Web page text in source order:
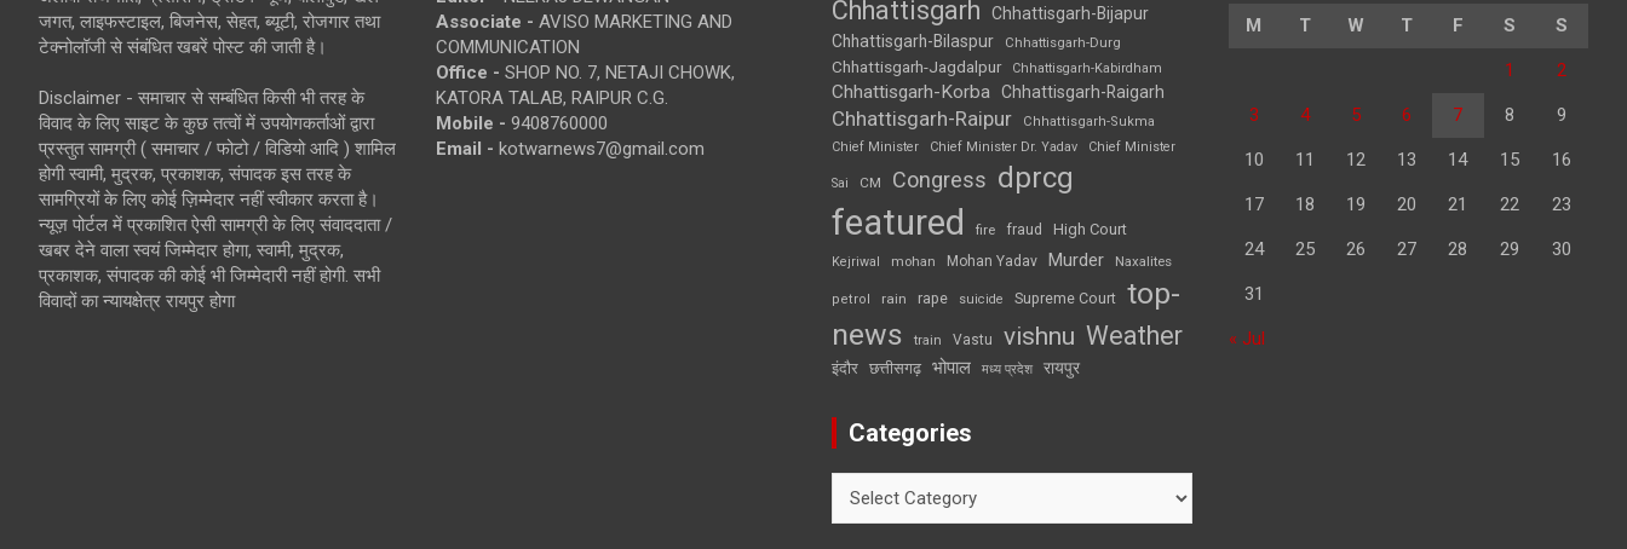
जगत, लाइफस्टाइल, बिजनेस, सेहत, ब्यूटी, रोजगार तथा
टेक्नोलॉजी से संबंधित खबरें पोस्ट की जाती है।
Disclaimer - समाचार से सम्बंधित किसी भी तरह के
विवाद के लिए साइट के कुछ तत्वों में उपयोगकर्ताओं द्वारा
प्रस्तुत सामग्री ( समाचार / फोटो / विडियो आदि ) शामिल
होगी स्वामी, मुद्रक, प्रकाशक, संपादक इस तरह के
सामग्रियों के लिए कोई ज़िम्मेदार नहीं स्वीकार करता है।
न्यूज़ पोर्टल में प्रकाशित ऐसी सामग्री के लिए संवाददाता /
खबर देने वाला स्वयं जिम्मेदार होगा, स्वामी, मुद्रक,
प्रकाशक, संपादक की कोई भी जिम्मेदारी नहीं होगी. सभी
विवादों का न्यायक्षेत्र रायपुर होगा
Associate - AVISO MARKETING AND
COMMUNICATION
Office - SHOP NO. 7, NETAJI CHOWK,
KATORA TALAB, RAIPUR C.G.
Mobile - 9408760000
Email - kotwarnews7@gmail.com
Chhattisgarh
Chhattisgarh-Bijapur
Chhattisgarh-Bilaspur
Chhattisgarh-Durg
Chhattisgarh-Jagdalpur Chhattisgarh-Kabirdham
Chhattisgarh-Korba Chhattisgarh-Raigarh
Chhattisgarh-Raipur
Chhattisgarh-Sukma
Chief Minister
Chief Minister Dr. Yadav Chief Minister
Sai CM Congress dprcg
featured fire fraud High Court
Kejriwal mohan Mohan Yadav Murder Naxalites
petrol rain rape suicide Supreme Court top-
news
train Vastu vishnu Weather
इंदौर छत्तीसगढ़ भोपाल मध्य प्रदेश रायपुर
Categories
M T W T F S S
1 2
3 4 5 6 7 8 9
10 11 12 13 14 15 16
17 18 19 20 21 22 23
24 25 26 27 28 29 30
31
« Jul